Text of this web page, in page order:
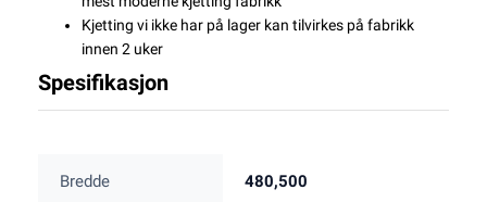
Kjetting vi ikke har på lager kan tilvirkes på fabrikk
innen 2 uker
Spesifikasjon
Bredde 480,500